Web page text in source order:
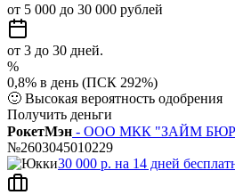
от 5 000 до 30 000 рублей
от 3 до 30 дней.
%
0,8% в день (ПСК 292%)
🙂 Высокая вероятность одобрения
Получить деньги
РокетМэн - ООО МКК "ЗАЙМ
№2603045010229
30 000 р. на 14 дней